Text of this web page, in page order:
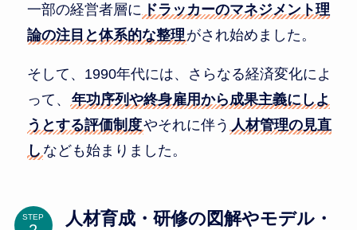
一部の経営者層に ドラッカーのマネジメント理
論の注目と体系的な整理 がされ始めました。
そして、1990年代には、さらなる経済変化によ
って、
年功序列や終身雇用から成果主義にしよ
うとする評価制度やそれに伴う 人材管理の見直
し なども始まりました。
STEP
人材育成・研修の図解やモデル・